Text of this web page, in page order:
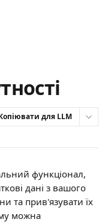
для LLM
функціонал,
дані з вашого
та прив'язувати їх
можна